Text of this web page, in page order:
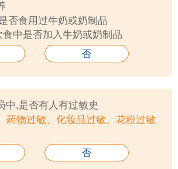
否食用过牛奶或奶制品
中是否加入牛奶或奶制品
否
中,是否有人有过敏史
药物过敏、化妆品过敏、花粉过敏
否